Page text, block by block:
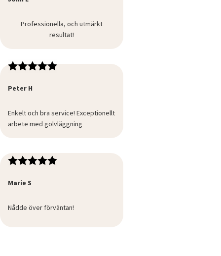
Professionella, och utmärkt
resultat!
Peter H
Enkelt och bra service! Exceptionellt
arbete med golvläggning
Marie S
Nådde över förväntan!